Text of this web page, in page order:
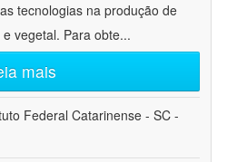
tecnologias na produção de
vegetal. Para obte...
mais
Federal Catarinense - SC -